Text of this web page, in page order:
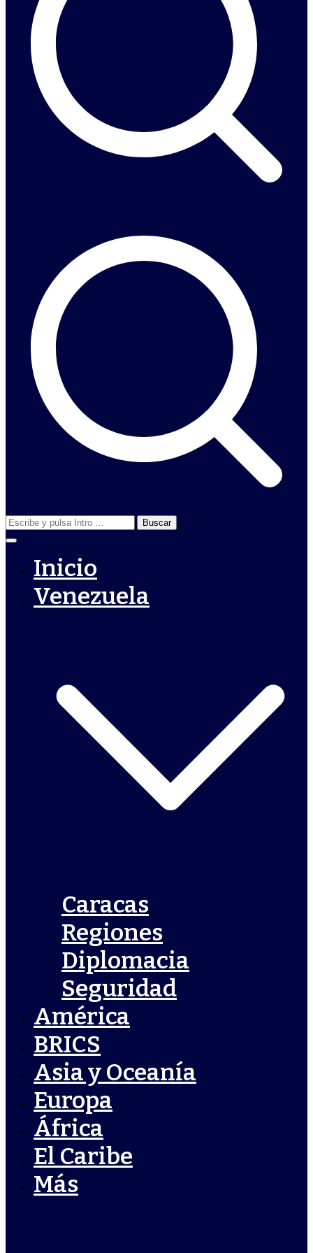
Buscar:
Inicio
Venezuela
Caracas
Regiones
Diplomacia
Seguridad
América
BRICS
Asia y Oceanía
Europa
África
El Caribe
Más